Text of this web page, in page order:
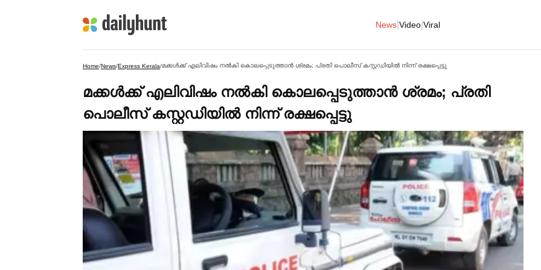
News Video Viral
Home/News/Express Kerala/മക്കള്‍ക്ക് എലിവിഷം നല്‍കി കൊലപ്പെടുത്താൻ ശ്രമം; പ്രതി പൊലീസ് കസ്റ്റഡിയില്‍ നിന്ന് രക്ഷപ്പെട്ടു
മക്കള്‍ക്ക് എലിവിഷം നല്‍കി കൊലപ്പെടുത്താൻ ശ്രമം; പ്രതി
പൊലീസ് കസ്റ്റഡിയില്‍ നിന്ന് രക്ഷപ്പെട്ടു